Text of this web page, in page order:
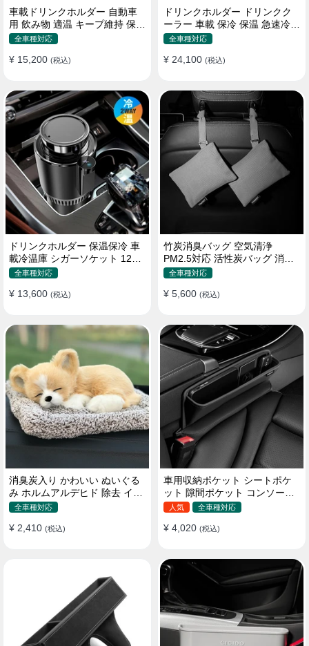
車載ドリンクホルダー 自動車
用 飲み物 適温 キープ維持 保温
冷機能付き
全車種対応
¥ 15,200 (税込)
ドリンクホルダー ドリンクク
ーラー 車載 保冷 保温 急速冷却
缶対応
全車種対応
¥ 24,100 (税込)
ドリンクホルダー 保温保冷 車
載冷温庫 シガーソケット 12V
車用 車中泊
全車種対応
¥ 13,600 (税込)
竹炭消臭バッグ 空気清浄
PM2.5対応 活性炭バッグ 消臭
車用 デオドラント 繰り返し使
全車種対応
¥ 5,600 (税込)
消臭炭入り かわいい ぬいぐる
み ホルムアルデヒド 除去 イン
テリア 贈り物
全車種対応
¥ 2,410 (税込)
車用収納ポケット シートポケ
ット 隙間ポケット コンソール
ボックス カー用品
人気 全車種対応
¥ 4,020 (税込)